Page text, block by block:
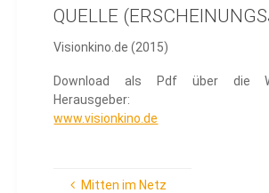
QUELLE
Visionkino.de (2015)
Download als Pdf über die
Herausgeber:
www.visionkino.de
Mitten im Netz